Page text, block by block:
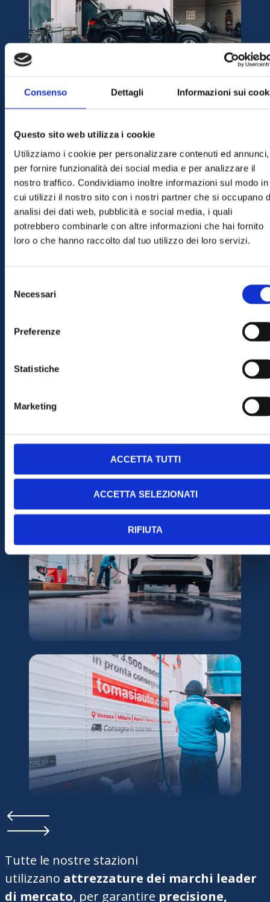
Consenso Dettagli Informazioni sui
Questo sito web utilizza i cookie
Utilizziamo i cookie per personalizzare contenuti ed annunci,
per fornire funzionalità dei social media e per analizzare il
nostro traffico. Condividiamo inoltre informazioni sul modo in
cui utilizzi il nostro sito con i nostri partner che si occupano
analisi dei dati web, pubblicità e social media, i quali
potrebbero combinarle con altre informazioni che hai fornito
loro o che hanno raccolto dal tuo utilizzo dei loro servizi.
delNecessari
Preferenze
Statistiche
Marketing
ACCETTA TUTTI
ACCETTA SELEZIONATI
RIFIUTA
Pulizia interni
Manuale– a cura del nostro personale
esperto
Sanificazione interna– igienizzazione
come nuova
occupiamo anche di camion
furgoni, camper e carri funebri
VEDI TUTTI I PRODOTTI
Tutte le nostre stazioni
utilizzano attrezzature dei marchi leader
di mercato, per garantire precisione,